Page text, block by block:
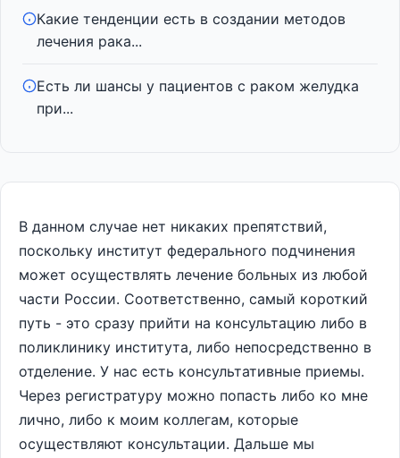
Какие тенденции есть в создании методов
лечения рака...
Есть ли шансы у пациентов с раком желудка
при...
В данном случае нет никаких препятствий,
поскольку институт федерального подчинения
может осуществлять лечение больных из любой
части России. Соответственно, самый короткий
путь - это сразу прийти на консультацию либо в
поликлинику института, либо непосредственно в
отделение. У нас есть консультативные приемы.
Через регистратуру можно попасть либо ко мне
лично, либо к моим коллегам, которые
осуществляют консультации. Дальше мы